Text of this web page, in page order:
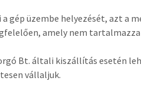
üzembe helyezését, azt a
amely nem
Bt. általi kiszállítás esetén
vállaljuk.